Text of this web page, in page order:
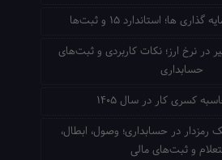
ها؛ استاندارد ۱۵ و ثبت‌ها
در نرخ ارز؛ نکات کاربردی و ثبت‌های
حسابداری
کسری کار در سال ۱۴۰۵
رمزدار در حسابداری؛ وصول، ابطال،
و ثبت‌های مالی